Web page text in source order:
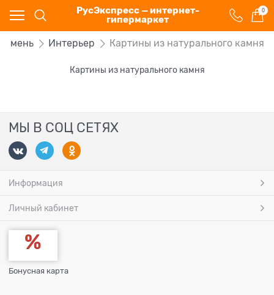
РусЭкспресс — интернет-
гипермаркет
0
Интерьер Картины из натурального камня
Картины из натурального камня
МЫ В СОЦ СЕТЯХ
Информация
Личный кабинет
Бонусная карта